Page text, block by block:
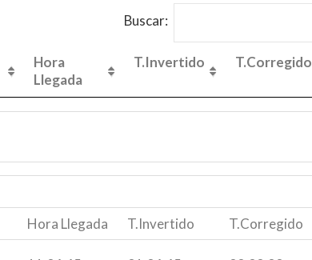
Buscar:
Hora
Llegada
T.Invertido T.Corregido
Hora Llegada T.Invertido T.Corregido